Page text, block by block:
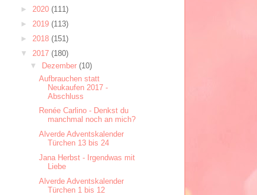
► 2020 (111)
► 2019 (113)
► 2018 (151)
▼ 2017 (180)
▼
Dezember (10)
Aufbrauchen statt
Neukaufen 2017 -
Abschluss
Renée Carlino - Denkst du
manchmal noch an mich?
Alverde Adventskalender
Türchen 13 bis 24
Jana Herbst - Irgendwas mit
Liebe
Alverde Adventskalender
Türchen 1 bis 12